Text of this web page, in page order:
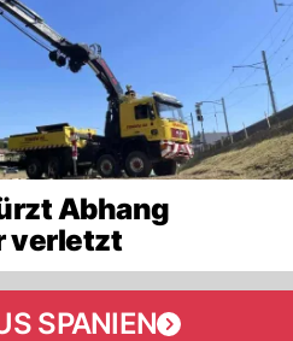
Abhang
verletzt
SPANIEN